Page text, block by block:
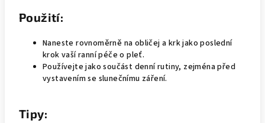
Použití:
Naneste rovnoměrně na obličej a krk jako poslední
krok vaší ranní péče o pleť.
Používejte jako součást denní rutiny, zejména před
vystavením se slunečnímu záření.
Tipy: